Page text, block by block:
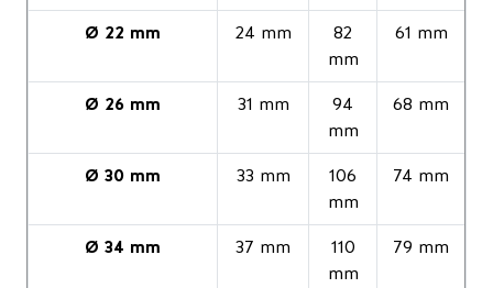
Ø 22 mm 24 mm
82
mm
61 mm
Ø 26 mm 31 mm
94
mm
68 mm
Ø 30 mm 33 mm
106
mm
74 mm
Ø 34 mm 37 mm
110
mm
79 mm